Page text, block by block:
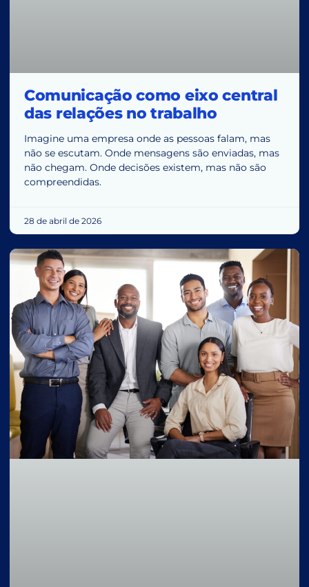
Comunicação como eixo central
das relações no trabalho
Imagine uma empresa onde as pessoas falam, mas
não se escutam. Onde mensagens são enviadas, mas
não chegam. Onde decisões existem, mas não são
compreendidas.
28 de abril de 2026